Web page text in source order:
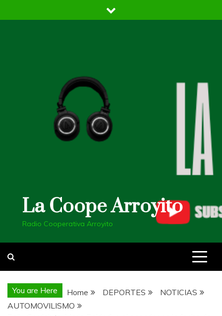
to
La Coope Arroyito
Radio Cooperativa Arroyito
You are Here Home DEPORTES
NOTICIAS
AUTOMOVILISMO